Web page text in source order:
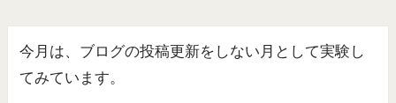
今月は、ブログの投稿更新をしない月として実験し
てみています。